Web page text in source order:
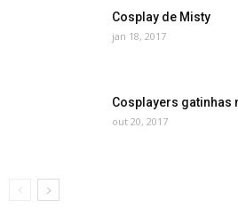
Cosplay de Misty
jan 18, 2017
Cosplayers gatinhas
out 20, 2017